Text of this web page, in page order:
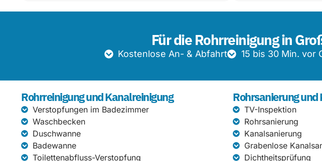
Für die Rohrreinigung in
Kostenlose An- & Abfahrt 15 bis 30 Min. vor
Rohrreinigung und Kanalreinigung
Verstopfungen im Badezimmer
Waschbecken
Duschwanne
Badewanne
Toilettenabfluss-Verstopfung
Rohrsanierung
TV-Inspektion
Rohrsanierung
Kanalsanierung
Grabenlose
Dichtheitsprüfung